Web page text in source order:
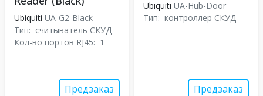
Ubiquiti UA-G2-Black
Тип: считыватель СКУД
Кол-во портов RJ45: 1
Предзаказ
Ubiquiti UA-Hub-Door
Тип: контроллер СКУД
Предзаказ